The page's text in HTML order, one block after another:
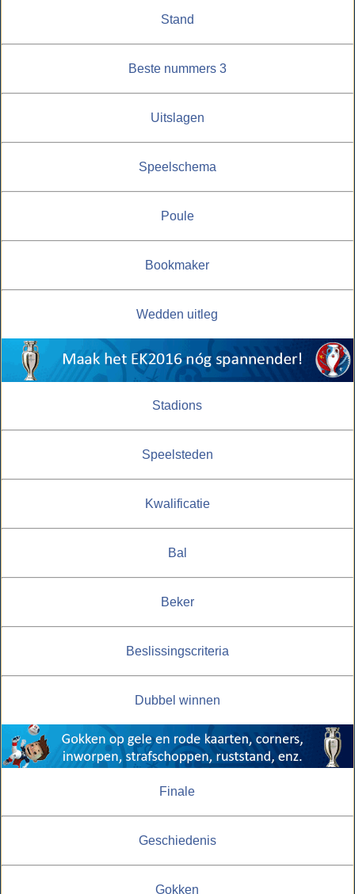
Stand
Beste nummers 3
Uitslagen
Speelschema
Poule
Bookmaker
Wedden uitleg
Stadions
Speelsteden
Kwalificatie
Bal
Beker
Beslissingscriteria
Dubbel winnen
Finale
Geschiedenis
Gokken